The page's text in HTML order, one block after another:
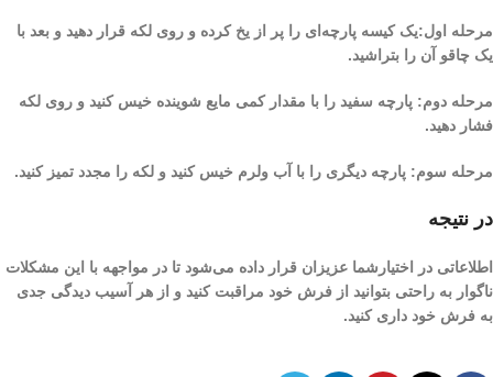
مرحله اول:یک کیسه پارچه‌ای را پر از یخ کرده و روی لکه قرار دهید و بعد با
یک چاقو آن را بتراشید.
مرحله دوم: پارچه سفید را با مقدار کمی مایع شوینده خیس کنید و روی لکه
فشار دهید.
مرحله سوم: پارچه دیگری را با آب ولرم خیس کنید و لکه را مجدد تمیز کنید.
در نتیجه
اطلاعاتی در اختیارشما عزیزان قرار داده می‌شود تا در مواجهه با این مشکلات
ناگوار به راحتی بتوانید از فرش خود مراقبت کنید و از هر آسیب دیدگی جدی
به فرش خود داری کنید.